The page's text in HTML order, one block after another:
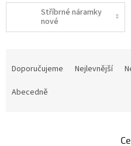
Stříbrné náramky
nové
Doporučujeme Nejlevnější
Abecedně